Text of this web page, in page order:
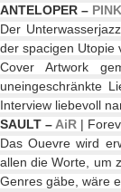
ANTELOPER –
Der
der spacigen Utopie
Cover Artwork
uneingeschränkte
Interview liebevoll
SAULT –AiR |
Das Ouevre wird
allen die Worte, um
Genres gäbe, wäre